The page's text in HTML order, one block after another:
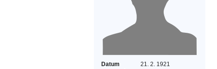
Datum
21. 2. 1921